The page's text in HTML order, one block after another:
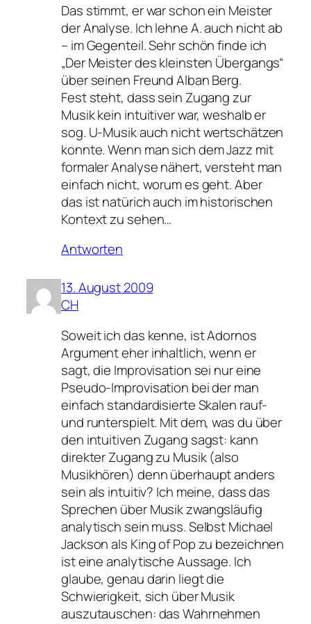
Das stimmt, er war schon ein Meister
der Analyse. Ich lehne A. auch nicht ab
– im Gegenteil. Sehr schön finde ich
„Der Meister des kleinsten Übergangs“
über seinen Freund Alban Berg.
Fest steht, dass sein Zugang zur
Musik kein intuitiver war, weshalb er
sog. U-Musik auch nicht wertschätzen
konnte. Wenn man sich dem Jazz mit
formaler Analyse nähert, versteht man
einfach nicht, worum es geht. Aber
das ist natürich auch im historischen
Kontext zu sehen…
Antworten
13. August 2009
CH
Soweit ich das kenne, ist Adornos
Argument eher inhaltlich, wenn er
sagt, die Improvisation sei nur eine
Pseudo-Improvisation bei der man
einfach standardisierte Skalen rauf-
und runterspielt. Mit dem, was du über
den intuitiven Zugang sagst: kann
direkter Zugang zu Musik (also
Musikhören) denn überhaupt anders
sein als intuitiv? Ich meine, dass das
Sprechen über Musik zwangsläufig
analytisch sein muss. Selbst Michael
Jackson als King of Pop zu bezeichnen
ist eine analytische Aussage. Ich
glaube, genau darin liegt die
Schwierigkeit, sich über Musik
auszutauschen: das Wahrnehmen